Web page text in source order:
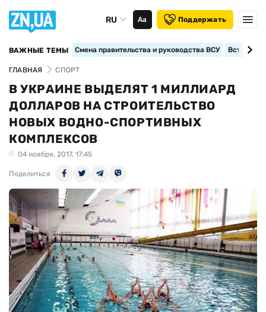
RU Аа Поддержать
ВАЖНЫЕ ТЕМЫ Смена правительства и руководства ВСУ
ГЛАВНАЯ СПОРТ
В УКРАИНЕ ВЫДЕЛЯТ 1 МИЛЛИАРД
ДОЛЛАРОВ НА СТРОИТЕЛЬСТВО
НОВЫХ ВОДНО-СПОРТИВНЫХ
КОМПЛЕКСОВ
04 ноября, 2017, 17:45
Поделиться